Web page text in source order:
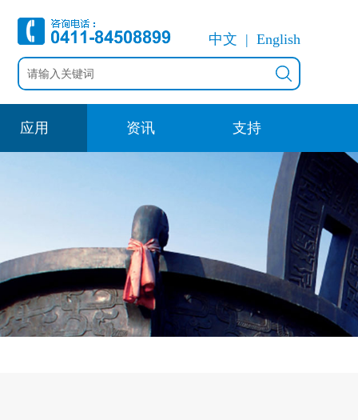
中文 English
应用 资讯 支持